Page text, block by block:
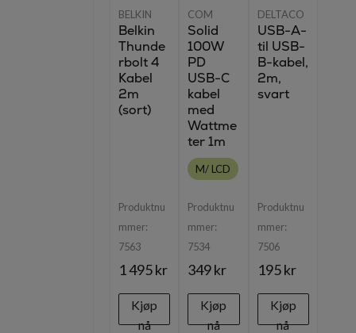
BELKIN
Belkin
Thunde
rbolt 4
Kabel
2m
(sort)
Produktnu
mmer:
7563
1 495 kr
Kjøp
nå
COM
Solid
100W
PD
USB-C
kabel
med
Wattme
ter 1m
M/ LCD
Produktnu
mmer:
7534
349 kr
Kjøp
nå
DELTACO
USB-A-
til USB-
B-kabel,
2m,
svart
Produktnu
mmer:
7506
195 kr
Kjøp
nå